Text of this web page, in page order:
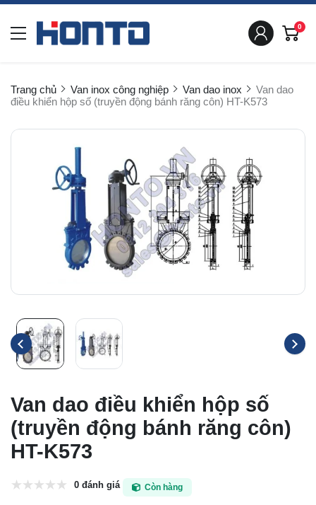
0
Trang chủ Van inox công nghiệp Van dao inox
Van dao
điều khiển hộp số (truyền động bánh răng côn) HT-K573
Van dao điều khiển hộp số
(truyền động bánh răng côn)
HT-K573
0 đánh giá Còn hàng